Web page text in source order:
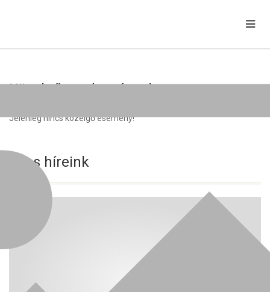
Közelgő rendezvények
Jelenleg nincs közelgő esemény!
Friss híreink